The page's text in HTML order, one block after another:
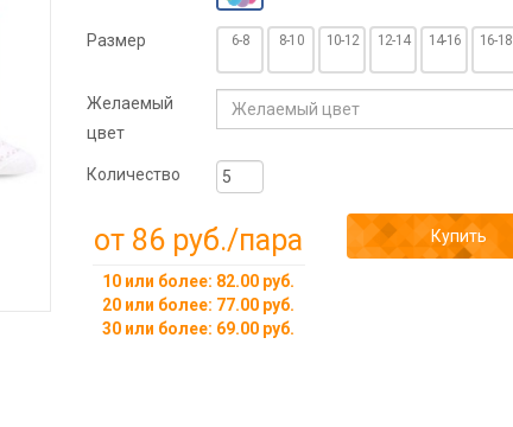
Размер 6-8 8-10 10-12 12-14 14-16 16-18
Желаемый
цвет
Количество
от 86 руб./пара
10 или более: 82.00 руб.
20 или более: 77.00 руб.
30 или более: 69.00 руб.
Купить